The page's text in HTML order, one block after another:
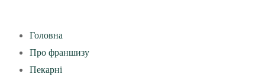
Головна
Про франшизу
Пекарні